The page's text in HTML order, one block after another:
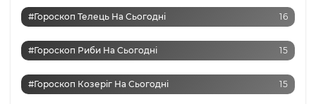
#Гороскоп Телець На Сьогодні 16
#Гороскоп Риби На Сьогодні 15
#Гороскоп Козеріг На Сьогодні 15